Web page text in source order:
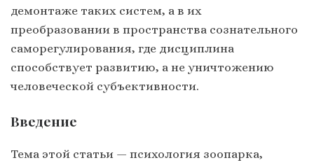
демонтаже таких систем, а в их
преобразовании в пространства сознательного
саморегулирования, где дисциплина
способствует развитию, а не уничтожению
человеческой субъективности.
Введение
Тема этой статьи — психология зоопарка,